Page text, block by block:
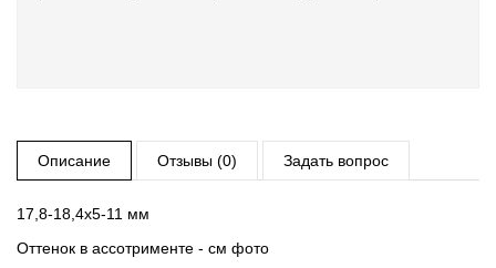
Описание Отзывы (0) Задать вопрос
17,8-18,4х5-11 мм
Оттенок в ассотрименте - см фото